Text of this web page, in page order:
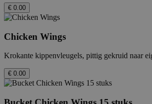
€ 0.00
Chicken Wings
Krokante kippenvleugels, pittig gekruid naar
€ 0.00